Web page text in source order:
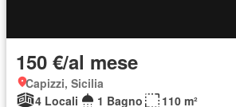
150 €/al mese
Capizzi, Sicilia
4 Locali
1 Bagno 110 m²